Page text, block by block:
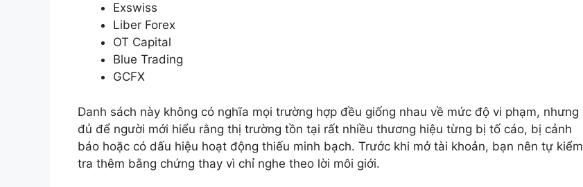
Exswiss
Liber Forex
OT Capital
Blue Trading
GCFX
Danh sách này không có nghĩa mọi trường hợp đều giống nhau về mức độ vi phạm, nhưng
đủ để người mới hiểu rằng thị trường tồn tại rất nhiều thương hiệu từng bị tố cáo, bị cảnh
báo hoặc có dấu hiệu hoạt động thiếu minh bạch. Trước khi mở tài khoản, bạn nên tự kiểm
tra thêm bằng chứng thay vì chỉ nghe theo lời môi giới.